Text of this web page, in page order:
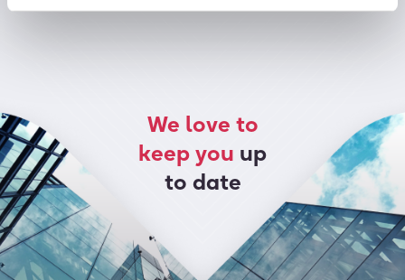
We love to
keep you up
to date